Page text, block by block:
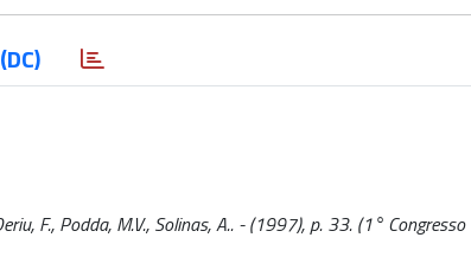
F., Podda, M.V., Solinas, A.. - (1997), p. 33. (1° Congresso